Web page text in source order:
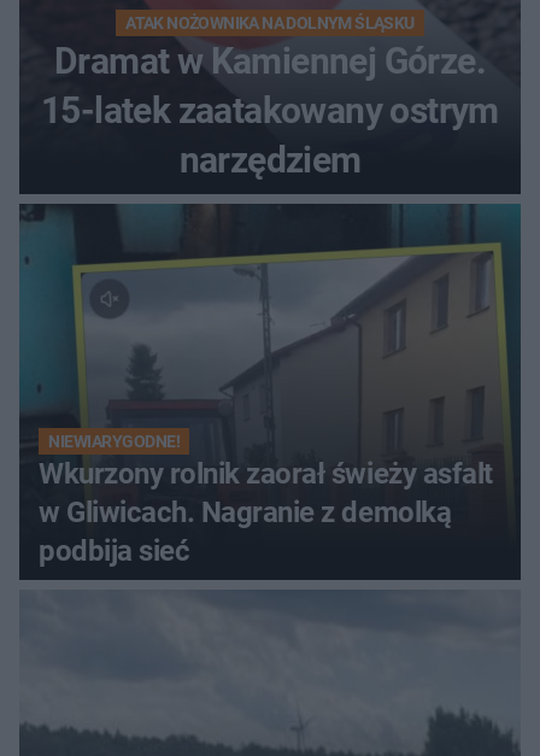
ATAK NOŻOWNIKA NA DOLNYM ŚLĄSKU
Dramat w Kamiennej Górze.
15-latek zaatakowany ostrym
narzędziem
NIEWIARYGODNE!
Wkurzony rolnik zaorał świeży asfalt
w Gliwicach. Nagranie z demolką
podbija sieć